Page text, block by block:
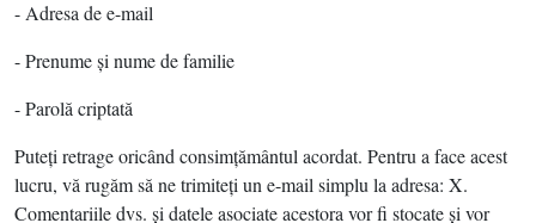
- Adresa de e-mail
- Prenume şi nume de familie
- Parolă criptată
Puteţi retrage oricând consimţământul acordat. Pentru a face acest
lucru, vă rugăm să ne trimiteţi un e-mail simplu la adresa: X.
Comentariile dvs. şi datele asociate acestora vor fi stocate şi vor